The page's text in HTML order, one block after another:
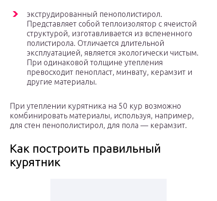
экструдированный пенополистирол.
Представляет собой теплоизолятор с ячеистой
структурой, изготавливается из вспененного
полистирола. Отличается длительной
эксплуатацией, является экологически чистым.
При одинаковой толщине утепления
превосходит пенопласт, минвату, керамзит и
другие материалы.
При утеплении курятника на 50 кур возможно
комбинировать материалы, используя, например,
для стен пенополистирол, для пола — керамзит.
Как построить правильный
курятник